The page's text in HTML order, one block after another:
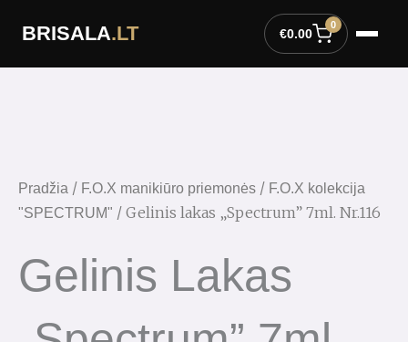
BRISALA.LT €0.00
0
Pradžia / F.O.X manikiūro priemonės / F.O.X kolekcija
"SPECTRUM" / Gelinis lakas „Spectrum” 7ml. Nr.116
Gelinis Lakas
7ml.
Nr.116